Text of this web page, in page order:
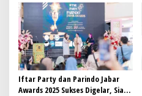
Iftar Party dan Parindo Jabar
Awards 2025 Sukses Digelar, Siap